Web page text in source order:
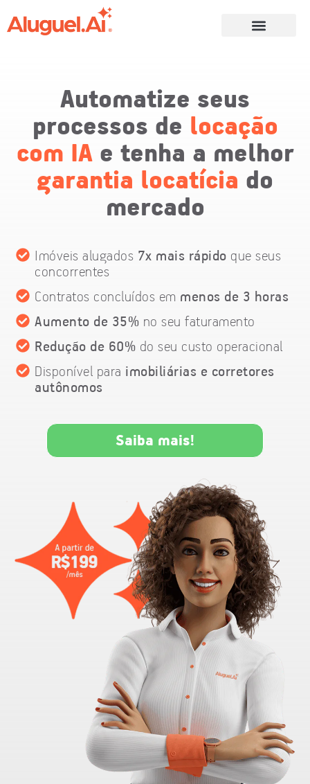
Automatize seus
processos de locação
com IA e tenha a melhor
garantia locatícia do
mercado
Imóveis alugados 7x mais rápido que seus
concorrentes
Contratos concluídos em menos de 3 horas
Aumento de 35% no seu faturamento
Redução de 60% do seu custo operacional
Disponível para imobiliárias e corretores
autônomos
Saiba mais!